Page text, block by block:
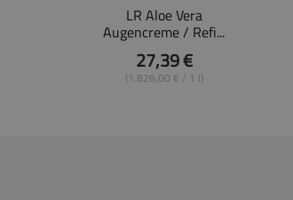
LR Aloe Vera
Augencreme / Refi...
27,39 €
(1.826,00 € / 1 l)